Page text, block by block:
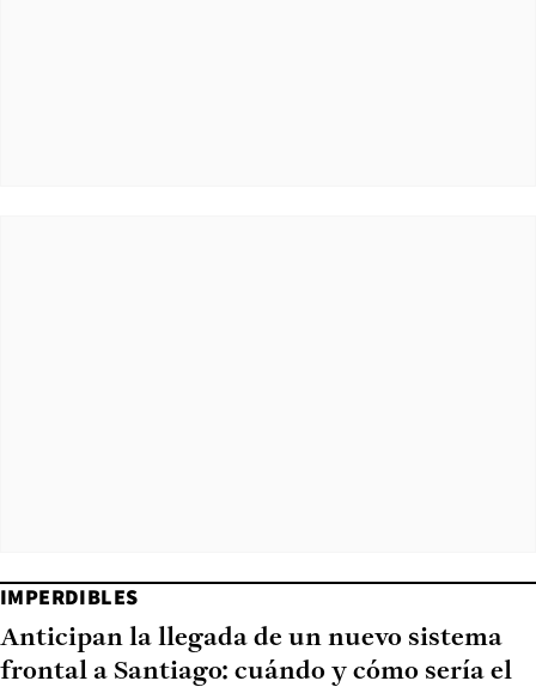
IMPERDIBLES
Anticipan la llegada de un nuevo sistema
frontal a Santiago: cuándo y cómo sería el